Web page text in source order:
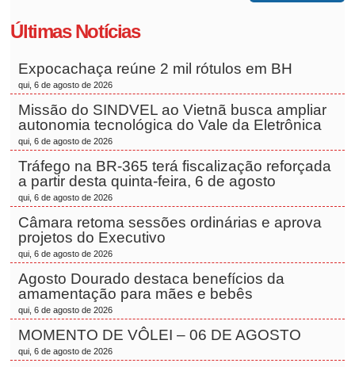
Últimas Notícias
Expocachaça reúne 2 mil rótulos em BH
qui, 6 de agosto de 2026
Missão do SINDVEL ao Vietnã busca ampliar
autonomia tecnológica do Vale da Eletrônica
qui, 6 de agosto de 2026
Tráfego na BR-365 terá fiscalização reforçada
a partir desta quinta-feira, 6 de agosto
qui, 6 de agosto de 2026
Câmara retoma sessões ordinárias e aprova
projetos do Executivo
qui, 6 de agosto de 2026
Agosto Dourado destaca benefícios da
amamentação para mães e bebês
qui, 6 de agosto de 2026
MOMENTO DE VÔLEI – 06 DE AGOSTO
qui, 6 de agosto de 2026